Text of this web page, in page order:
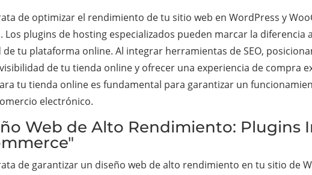
de optimizar el rendimiento de tu sitio web en WordPress y
Los plugins de hosting especializados pueden marcar la diferencia
tu plataforma online. Al integrar herramientas de SEO,
de tu tienda online y ofrecer una experiencia de compra
tu tienda online es fundamental para garantizar un
electrónico.
Web de Alto Rendimiento: Plugins
de garantizar un diseño web de alto rendimiento en tu sitio de